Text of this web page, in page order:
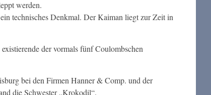
werden.
technisches Denkmal. Der Kaiman liegt zur Zeit in
der vormals fünf Coulombschen
bei den Firmen Hanner & Comp. und der
die Schwester „Krokodil“.